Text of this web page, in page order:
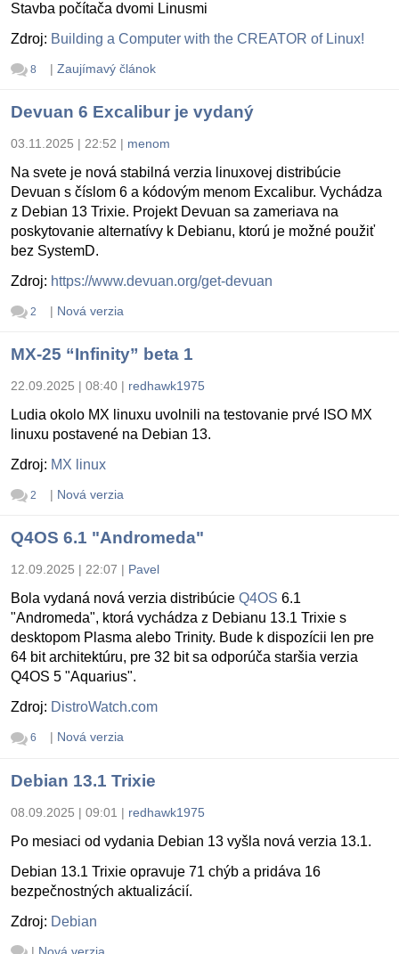
Stavba počítača dvomi Linusmi
Zdroj: Building a Computer with the CREATOR of Linux!
8 | Zaujímavý článok
Devuan 6 Excalibur je vydaný
03.11.2025 | 22:52 | menom
Na svete je nová stabilná verzia linuxovej distribúcie
Devuan s číslom 6 a kódovým menom Excalibur. Vychádza
z Debian 13 Trixie. Projekt Devuan sa zameriava na
poskytovanie alternatívy k Debianu, ktorú je možné použiť
bez SystemD.
Zdroj: https://www.devuan.org/get-devuan
2 | Nová verzia
MX-25 “Infinity” beta 1
22.09.2025 | 08:40 | redhawk1975
Ludia okolo MX linuxu uvolnili na testovanie prvé ISO MX
linuxu postavené na Debian 13.
Zdroj: MX linux
2 | Nová verzia
Q4OS 6.1 "Andromeda"
12.09.2025 | 22:07 | Pavel
Bola vydaná nová verzia distribúcie Q4OS 6.1
"Andromeda", ktorá vychádza z Debianu 13.1 Trixie s
desktopom Plasma alebo Trinity. Bude k dispozícii len pre
64 bit architektúru, pre 32 bit sa odporúča staršia verzia
Q4OS 5 "Aquarius".
Zdroj: DistroWatch.com
6 | Nová verzia
Debian 13.1 Trixie
08.09.2025 | 09:01 | redhawk1975
Po mesiaci od vydania Debian 13 vyšla nová verzia 13.1.
Debian 13.1 Trixie opravuje 71 chýb a pridáva 16
bezpečnostných aktualizácií.
Zdroj: Debian
| Nová verzia